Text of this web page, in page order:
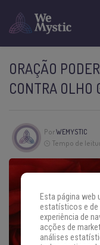
ORAÇÃO
CONTRA OLHO
PorWEMYSTIC
Tempo de
Esta página
estatísticos e de
experiência de
acções de
análises